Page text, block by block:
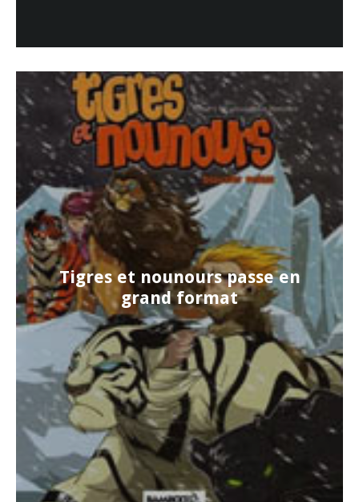
Tigres et nounours passe en
grand format